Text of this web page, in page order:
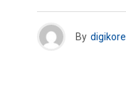
By digikore